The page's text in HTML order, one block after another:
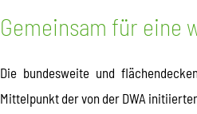
Gemeinsam für eine
Die bundesweite und
Mittelpunkt der von der DWA